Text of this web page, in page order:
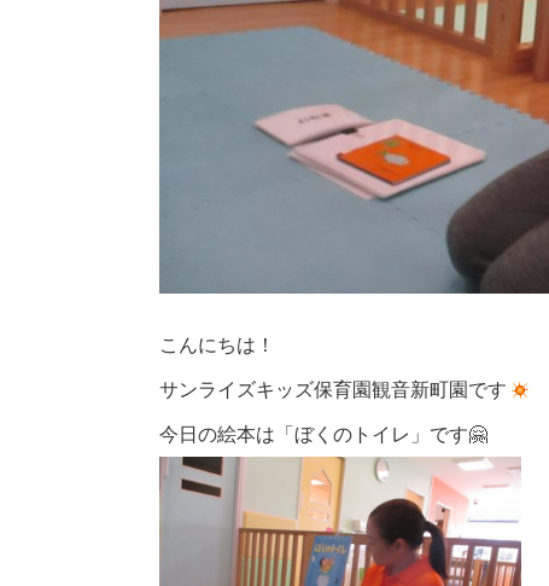
こんにちは！
サンライズキッズ保育園観音新町園です
今日の絵本は「ぼくのトイレ」です🤗